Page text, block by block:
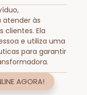
atender às
clientes. Ela
e utiliza uma
para garantir
AGORA!